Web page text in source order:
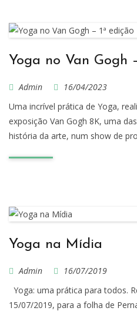
Yoga no Van Gogh
Admin
16/04/2023
Uma incrível prática de Yoga,
exposição Van Gogh 8K, uma
história da arte, num show de
Yoga na Mídia
Admin
16/07/2019
Yoga: uma prática para todos.
15/07/2019, para a folha de